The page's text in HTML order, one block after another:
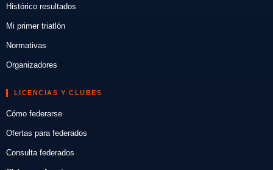
Histórico resultados
Mi primer triatlón
Normativas
Organizadores
LICENCIAS Y CLUBES
Cómo federarse
Ofertas para federados
Consulta federados